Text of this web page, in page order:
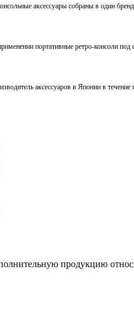
аксессуары собраны в один
портативные ретро-консоли
аксессуаров в Японии в течение
продукцию